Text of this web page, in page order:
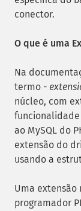
conector.
O que é uma
Na
termo -
núcleo, com
funcionalidade
ao MySQL do
extensão do
usando a
Uma extensão
programador